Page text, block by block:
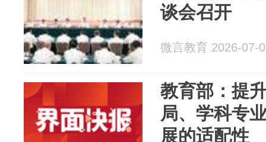
谈会召开
微言教育 2026-07-
教育部：提
局、学科专
展的适配性